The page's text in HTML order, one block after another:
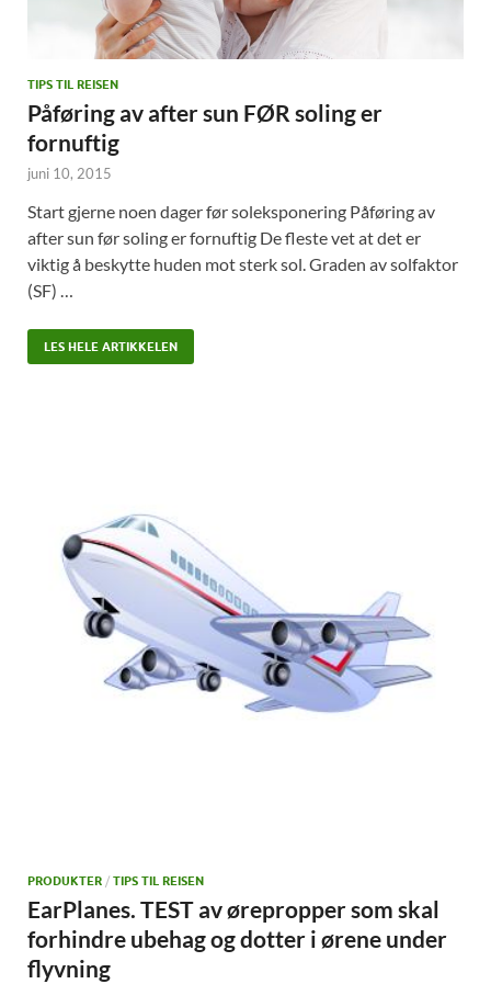
TIPS TIL REISEN
Påføring av after sun FØR soling er
fornuftig
juni 10, 2015
Start gjerne noen dager før soleksponering Påføring av
after sun før soling er fornuftig De fleste vet at det er
viktig å beskytte huden mot sterk sol. Graden av solfaktor
(SF) …
LES HELE ARTIKKELEN
PRODUKTER / TIPS TIL REISEN
EarPlanes. TEST av ørepropper som skal
forhindre ubehag og dotter i ørene under
flyvning